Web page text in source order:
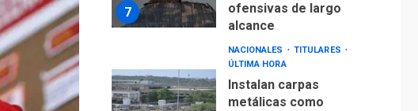
7
ofensivas de largo
alcance
NACIONALES
TITULARES
ÚLTIMA HORA
Instalan carpas
metálicas como